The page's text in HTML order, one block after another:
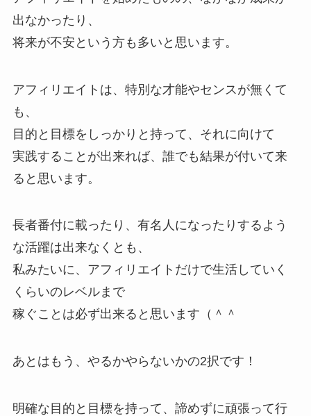
出なかったり、
将来が不安という方も多いと思います。
アフィリエイトは、特別な才能やセンスが無くて
も、
目的と目標をしっかりと持って、それに向けて
実践することが出来れば、誰でも結果が付いて来
ると思います。
長者番付に載ったり、有名人になったりするよう
な活躍は出来なくとも、
私みたいに、アフィリエイトだけで生活していく
くらいのレベルまで
稼ぐことは必ず出来ると思います（＾＾
あとはもう、やるかやらないかの2択です！
明確な目的と目標を持って、諦めずに頑張って行